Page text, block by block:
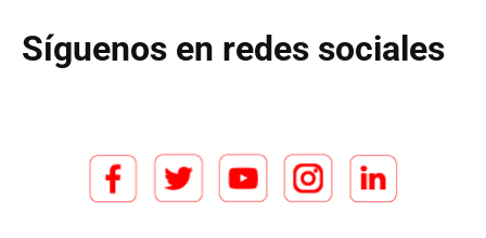
Síguenos en redes sociales